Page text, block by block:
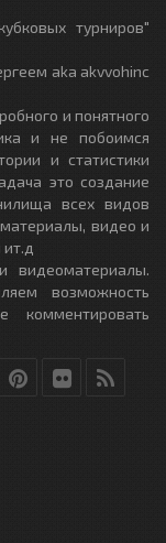
турниров"
aka akvvohinc
и понятного
и не побоимся
и статистики
это создание
всех видов
видео и
видеоматериалы.
возможность